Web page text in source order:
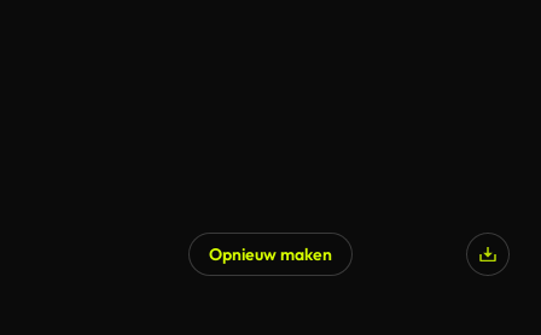
Opnieuw maken